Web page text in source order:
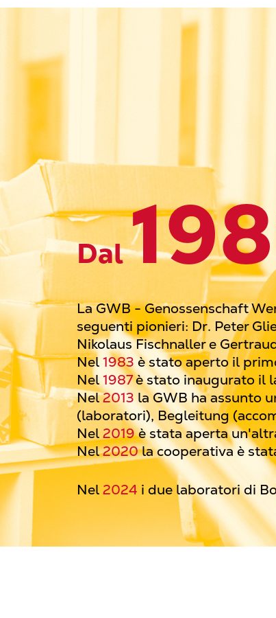
Dal
La GWB - Genossenschaft
seguenti pionieri: Dr. Peter
Nikolaus Fischnaller e
Nel1983è stato aperto il
Nel1987è stato inaugurato il
Nel2013la GWB ha assunto
(laboratori), Begleitung
Nel2019è stata aperta
Nel2020la cooperativa è
Nel2024 i due laboratori di